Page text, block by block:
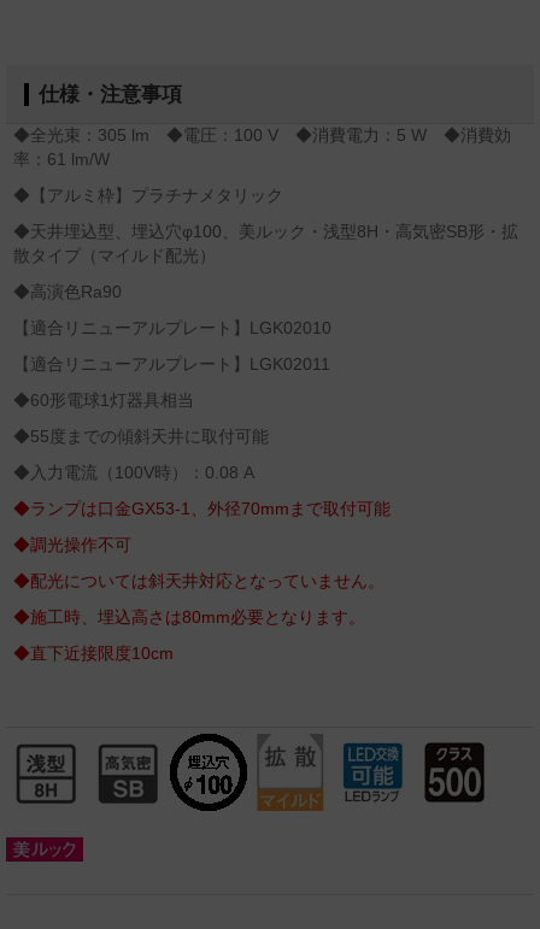
仕様・注意事項
◆全光束：305 lm ◆電圧：100 V ◆消費電力：5 W ◆消費効
率：61 lm/W
◆【アルミ枠】プラチナメタリック
◆天井埋込型、埋込穴φ100、美ルック・浅型8H・高気密SB形・拡
散タイプ（マイルド配光）
◆高演色Ra90
【適合リニューアルプレート】LGK02010
【適合リニューアルプレート】LGK02011
◆60形電球1灯器具相当
◆55度までの傾斜天井に取付可能
◆入力電流（100V時）：0.08 A
◆ランプは口金GX53-1、外径70mmまで取付可能
◆調光操作不可
◆配光については斜天井対応となっていません。
◆施工時、埋込高さは80mm必要となります。
◆直下近接限度10cm